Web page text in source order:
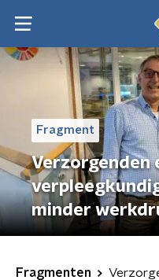
Fragment
Verzorgenden
minder
Fragmenten